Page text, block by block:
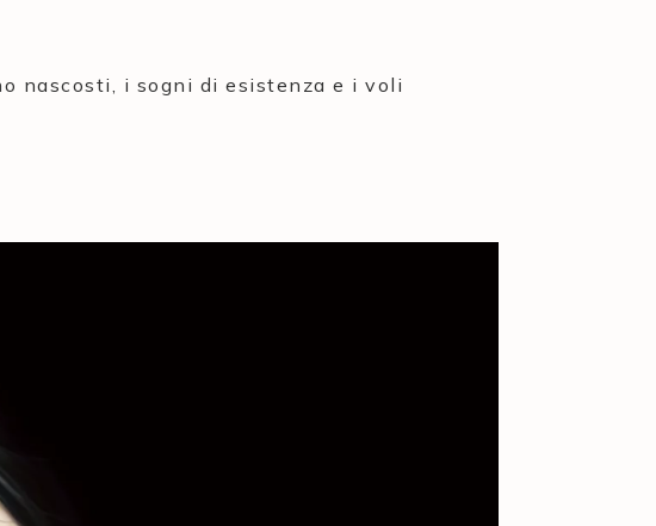
nascosti, i sogni di esistenza e i voli